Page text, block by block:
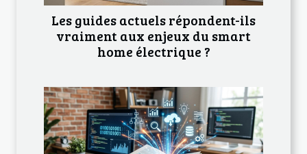
Les guides actuels répondent-ils
vraiment aux enjeux du smart
home électrique ?